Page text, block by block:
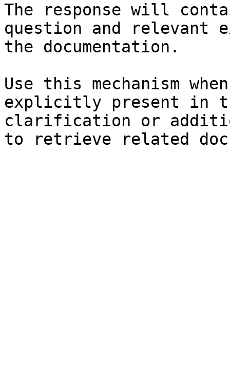
The response will
question and relevant
the documentation.
Use this mechanism
explicitly present in
clarification or